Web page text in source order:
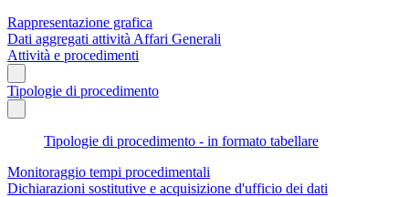
Rappresentazione grafica
Dati aggregati attività Affari Generali
Attività e procedimenti
Tipologie di procedimento
Tipologie di procedimento - in formato tabellare
Monitoraggio tempi procedimentali
Dichiarazioni sostitutive e acquisizione d'ufficio dei dati